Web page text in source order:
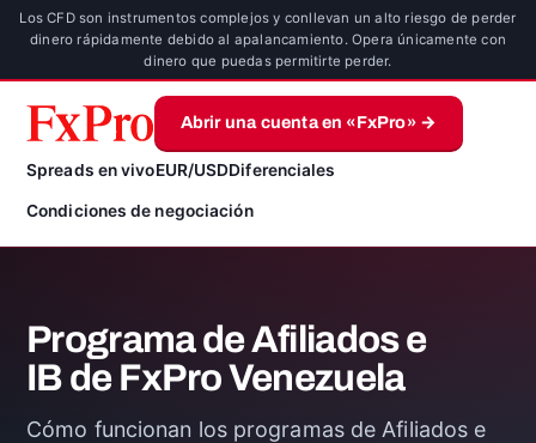
Los CFD son instrumentos complejos y conllevan un alto riesgo de perder
dinero rápidamente debido al apalancamiento. Opera únicamente con
dinero que puedas permitirte perder.
Spreads en vivoEUR/USDDiferenciales
Condiciones de negociación
Abrir una cuenta en «FxPro» →
Programa de Afiliados e
IB de FxPro Venezuela
Cómo funcionan los programas de Afiliados e